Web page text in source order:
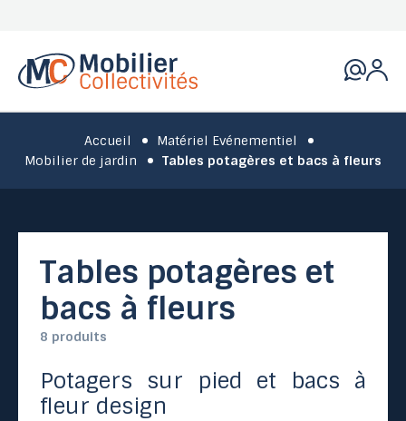
Accueil
Matériel Evénementiel
Mobilier de jardin
Tables potagères et bacs à fleurs
Tables potagères et
bacs à fleurs
8 produits
Potagers sur pied et bacs à
fleur design